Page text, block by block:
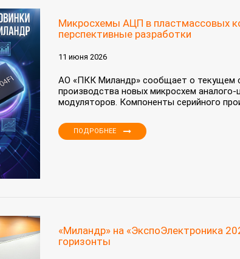
Микросхемы АЦП в пластмассовых
перспективные разработки
11 июня 2026
АО «ПКК Миландр» сообщает о текущем
производства новых микросхем
модуляторов. Компоненты серийного
ПОДРОБНЕЕ
«Миландр» на «ЭкспоЭлектроника
горизонты